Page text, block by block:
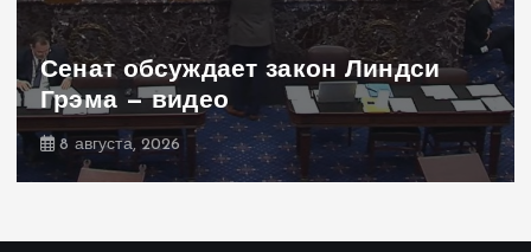
Сенат обсуждает закон Линдси
Грэма — видео
8 августа, 2026